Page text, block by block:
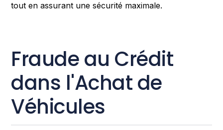
tout en assurant une sécurité maximale.
Fraude au Crédit
dans l'Achat de
Véhicules